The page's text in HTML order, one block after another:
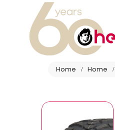
Home Home